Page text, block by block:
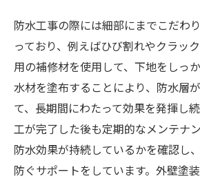
防水工事の際には細部にまでこだわ
っており、例えばひび割れやクラッ
用の補修材を使用して、下地をしっ
水材を塗布することにより、防水層
て、長期間にわたって効果を発揮し
工が完了した後も定期的なメンテナ
防水効果が持続しているかを確認し
防ぐサポートをしています。外壁塗